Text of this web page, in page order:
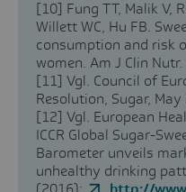
[10] Fung TT, Malik V,
Willett WC, Hu FB.
consumption and risk
women. Am J Clin
[11] Vgl. Council of
Resolution, Sugar, May
[12] Vgl. European
ICCR Global Sugar-
Barometer unveils
unhealthy drinking